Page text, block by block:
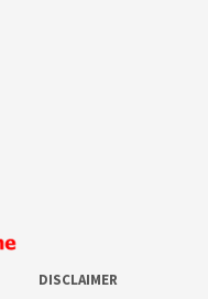
DISCLAIMER